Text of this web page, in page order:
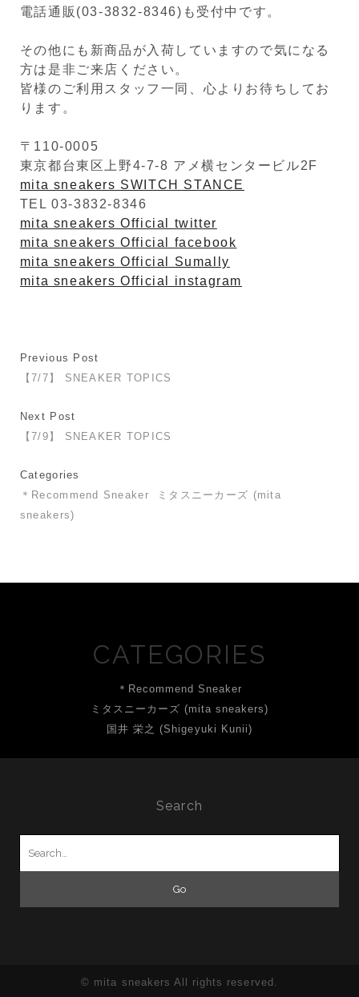
電話通販(03-3832-8346)も受付中です。
その他にも新商品が入荷していますので気になる
方は是非ご来店ください。
皆様のご利用スタッフ一同、心よりお待ちしてお
ります。
〒110-0005
東京都台東区上野4-7-8 アメ横センタービル2F
mita sneakers SWITCH STANCE
TEL 03-3832-8346
mita sneakers Official twitter
mita sneakers Official facebook
mita sneakers Official Sumally
mita sneakers Official instagram
Previous Post
【7/7】 SNEAKER TOPICS
Next Post
【7/9】 SNEAKER TOPICS
Categories
＊Recommend Sneaker
ミタスニーカーズ (mita
sneakers)
CATEGORIES
＊Recommend Sneaker
ミタスニーカーズ (mita sneakers)
国井 栄之 (Shigeyuki Kunii)
Search
© mita sneakers All rights reserved.